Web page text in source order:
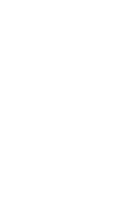
ーラー保証をお付けし